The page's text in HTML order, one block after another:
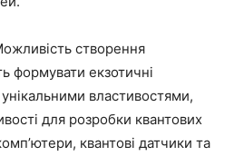
створення
формувати екзотичні
властивостями,
для розробки квантових
квантові датчики та